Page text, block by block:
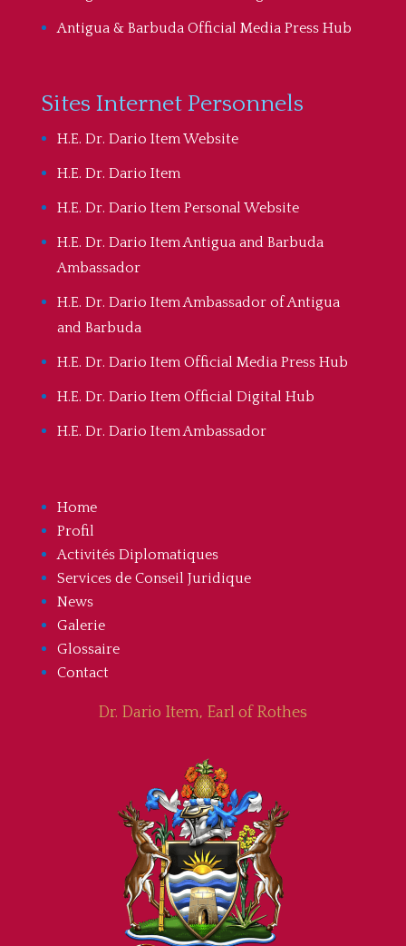
Antigua & Barbuda Official Media Press Hub
Sites Internet Personnels
H.E. Dr. Dario Item Website
H.E. Dr. Dario Item
H.E. Dr. Dario Item Personal Website
H.E. Dr. Dario Item Antigua and Barbuda
Ambassador
H.E. Dr. Dario Item Ambassador of Antigua
and Barbuda
H.E. Dr. Dario Item Official Media Press Hub
H.E. Dr. Dario Item Official Digital Hub
H.E. Dr. Dario Item Ambassador
Home
Profil
Activités Diplomatiques
Services de Conseil Juridique
News
Galerie
Glossaire
Contact
Dr. Dario Item, Earl of Rothes